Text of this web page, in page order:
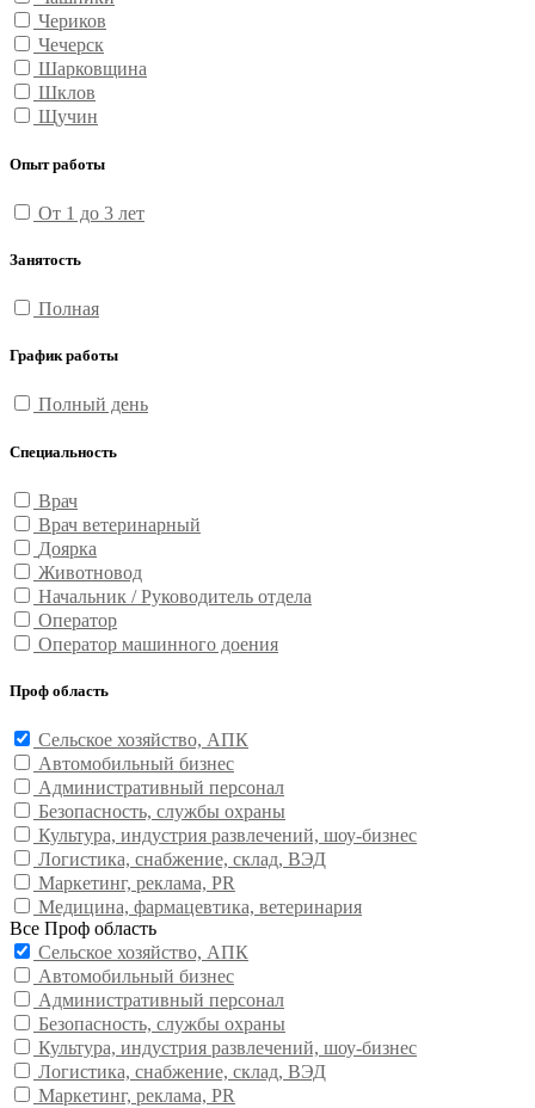
Чериков
Чечерск
Шарковщина
Шклов
Щучин
Опыт работы
От 1 до 3 лет
Занятость
Полная
График работы
Полный день
Специальность
Врач
Врач ветеринарный
Доярка
Животновод
Начальник / Руководитель отдела
Оператор
Оператор машинного доения
Проф область
Сельское хозяйство, АПК
Автомобильный бизнес
Административный персонал
Безопасность, службы охраны
Культура, индустрия развлечений, шоу-бизнес
Логистика, снабжение, склад, ВЭД
Маркетинг, реклама, PR
Медицина, фармацевтика, ветеринария
Все Проф область
Сельское хозяйство, АПК
Автомобильный бизнес
Административный персонал
Безопасность, службы охраны
Культура, индустрия развлечений, шоу-бизнес
Логистика, снабжение, склад, ВЭД
Маркетинг, реклама, PR